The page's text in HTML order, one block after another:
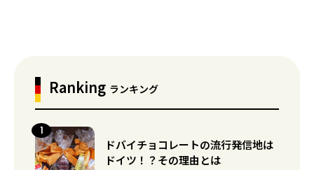
Ranking ランキング
ドバイチョコレートの流行発信地は
ドイツ！？その理由とは